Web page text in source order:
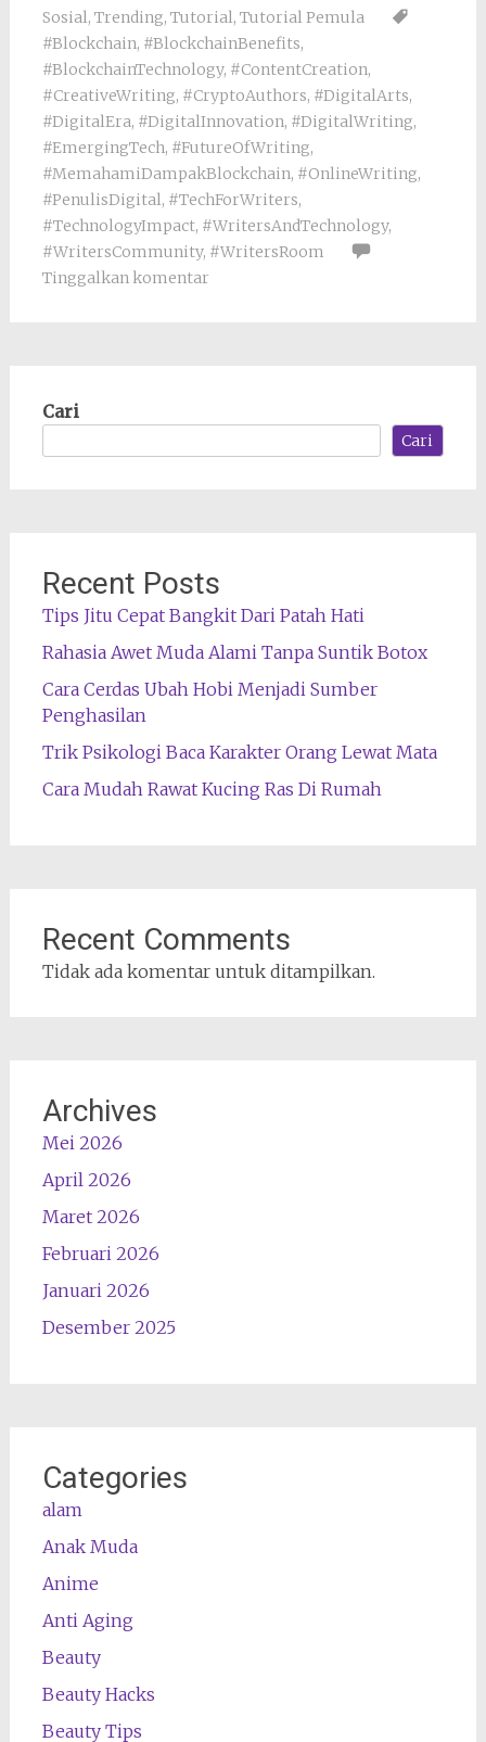
Sosial, Trending, Tutorial, Tutorial Pemula
#Blockchain, #BlockchainBenefits,
#BlockchainTechnology, #ContentCreation,
#CreativeWriting, #CryptoAuthors, #DigitalArts,
#DigitalEra, #DigitalInnovation, #DigitalWriting,
#EmergingTech, #FutureOfWriting,
#MemahamiDampakBlockchain, #OnlineWriting,
#PenulisDigital, #TechForWriters,
#TechnologyImpact, #WritersAndTechnology,
#WritersCommunity, #WritersRoom
Tinggalkan komentar
Cari
Cari
Recent Posts
Tips Jitu Cepat Bangkit Dari Patah Hati
Rahasia Awet Muda Alami Tanpa Suntik Botox
Cara Cerdas Ubah Hobi Menjadi Sumber
Penghasilan
Trik Psikologi Baca Karakter Orang Lewat Mata
Cara Mudah Rawat Kucing Ras Di Rumah
Recent Comments
Tidak ada komentar untuk ditampilkan.
Archives
Mei 2026
April 2026
Maret 2026
Februari 2026
Januari 2026
Desember 2025
Categories
alam
Anak Muda
Anime
Anti Aging
Beauty
Beauty Hacks
Beauty Tips